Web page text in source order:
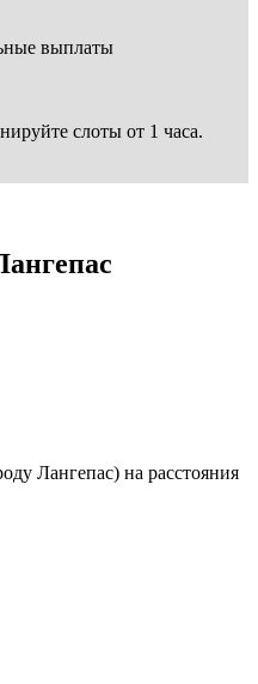
выплаты
слоты от 1 часа.
Лангепас) на расстояния